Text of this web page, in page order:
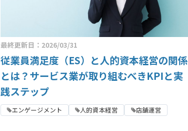
最終更新日：2026/03/31
従業員満足度（ES）と人的資本経営の関係
とは？サービス業が取り組むべきKPIと実
践ステップ
エンゲージメント 人的資本経営 店舗運営